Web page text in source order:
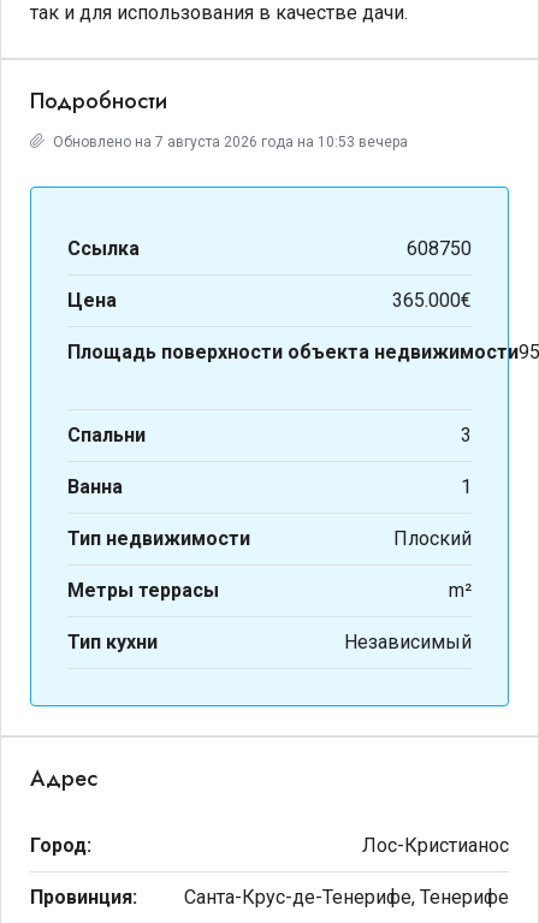
так и для использования в качестве дачи.
Подробности
Обновлено на 7 августа 2026 года на 10:53 вечера
Ссылка 608750
Цена 365.000€
Площадь поверхности объекта недвижимости
Спальни 3
Ванна 1
Тип недвижимости Плоский
Метры террасы m²
Тип кухни Независимый
Адрес
Город: Лос-Кристианос
Провинция: Санта-Крус-де-Тенерифе, Тенерифе